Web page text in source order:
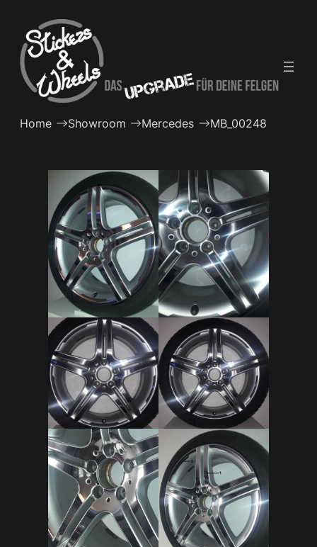
Inhalt
springen
Home Showroom Mercedes MB_00248